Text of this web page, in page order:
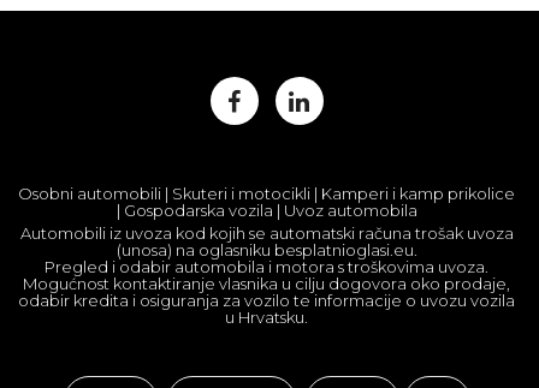
Osobni automobili | Skuteri i motocikli | Kamperi i kamp prikolice
| Gospodarska vozila | Uvoz automobila
Automobili iz uvoza kod kojih se automatski računa trošak uvoza
(unosa) na oglasniku besplatnioglasi.eu.
Pregled i odabir automobila i motora s troškovima uvoza.
Mogućnost kontaktiranje vlasnika u cilju dogovora oko prodaje,
odabir kredita i osiguranja za vozilo te informacije o uvozu vozila
u Hrvatsku.